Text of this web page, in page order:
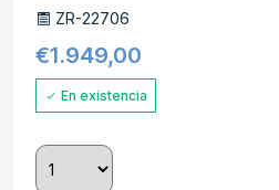
ZR-22706
€1.949,00
En existencia